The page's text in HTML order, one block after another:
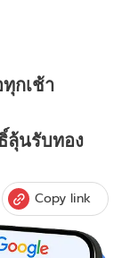
กเช้า
ลุ้นรับทอง
Copy link